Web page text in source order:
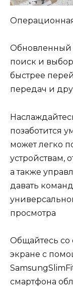
Обновленный
поиск и
быстрее
передач и
позаботится
может легко
устройствам,
а также
давать
просмотра
Общайтесь
экране с
смартфона